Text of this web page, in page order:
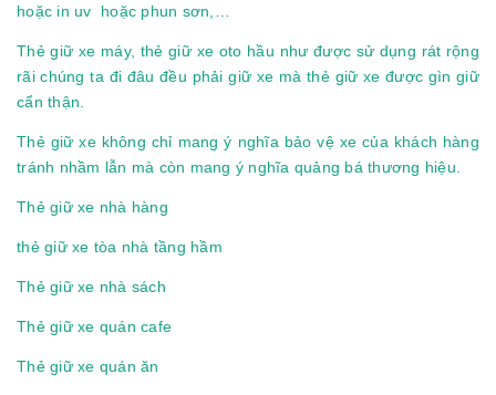
hoặc in uv hoặc phun sơn,…
Thẻ giữ xe máy, thẻ giữ xe oto hầu như được sử dụng rát rộng
rãi chúng ta đi đâu đều phải giữ xe mà thẻ giữ xe được gìn giữ
cẩn thận.
Thẻ giữ xe không chỉ mang ý nghĩa bảo vệ xe của khách hàng
tránh nhầm lẫn mà còn mang ý nghĩa quảng bá thương hiệu.
Thẻ giữ xe nhà hàng
thẻ giữ xe tòa nhà tầng hầm
Thẻ giữ xe nhà sách
Thẻ giữ xe quán cafe
Thẻ giữ xe quán ăn